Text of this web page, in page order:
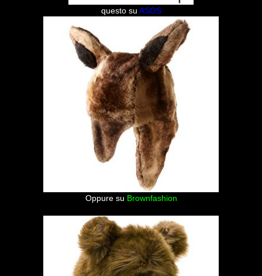
questo su ASOS
Oppure su Brownfashion